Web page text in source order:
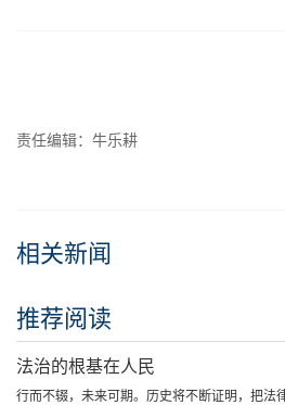
责任编辑：牛乐耕
相关新闻
推荐阅读
法治的根基在人民
行而不辍，未来可期。历史将不断证明，把法